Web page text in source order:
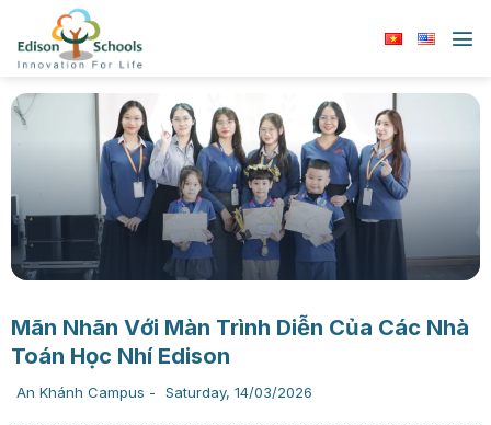
nội
Mãn Nhãn Với Màn Trình Diễn Của Các Nhà
Toán Học Nhí Edison
An Khánh Campus - Saturday, 14/03/2026